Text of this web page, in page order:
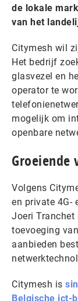
de lokale
van het
Citymesh wil
Het bedrijf
glasvezel en
operator te
mogelijk om
openbare
Groeiende
Volgens
en private 4G-
Joeri Tranchet
toevoeging
aanbieden
Citymesh is
Belgische ict-